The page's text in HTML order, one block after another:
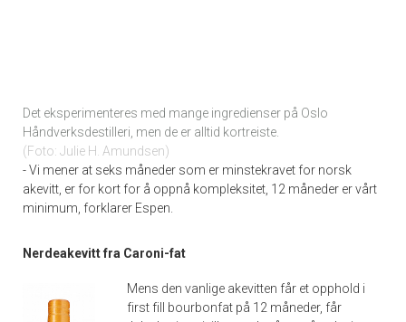
Det eksperimenteres med mange ingredienser på Oslo
Håndverksdestilleri, men de er alltid kortreiste.
Foto: Julie H. Amundsen
- Vi mener at seks måneder som er minstekravet for norsk
akevitt, er for kort for å oppnå kompleksitet, 12 måneder er vårt
minimum, forklarer Espen.
Nerdeakevitt fra Caroni-fat
Mens den vanlige akevitten får et opphold i
first fill bourbonfat på 12 måneder, får